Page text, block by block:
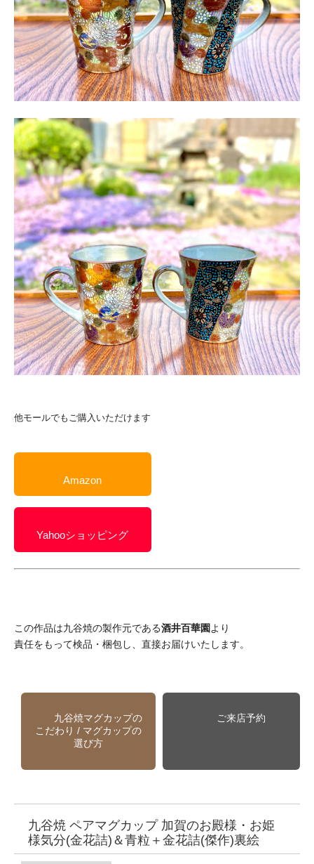
他モールでもご購入いただけます
Amazon
Yahooショッピング
この作品は九谷焼の製作元である酒井百華園より
責任をもって検品・梱包し、直接お届けいたします。
九谷焼マグカップの
こだわり / マグカップの
選び方
ご来店予約
九谷焼 ペアマグカップ 加賀のお殿様・お姫
様気分(金花詰)＆青粒＋金花詰(傑作)裏絵